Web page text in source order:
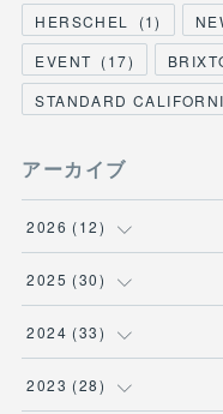
HERSCHEL
(1)
EVENT (17)
STANDARD
アーカイブ
2026 (12)
(3)
(1)
(2)
2025 (30)
(5)
(3)
2024 (33)
(5)
2023 (28)